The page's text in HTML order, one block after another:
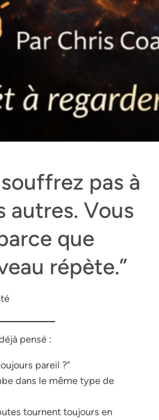
pas à
autres. Vous
que
répète.”
pensé :
pareil ?”
dans le même type de
tournent toujours en